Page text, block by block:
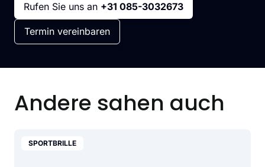
Rufen Sie uns an +31 085-3032673
Termin vereinbaren
Andere sahen auch
SPORTBRILLE